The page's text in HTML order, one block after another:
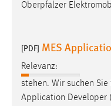
Oberpfälzer
[PDF] MES
Relevanz:
stehen. Wir suchen Sie
Application Developer